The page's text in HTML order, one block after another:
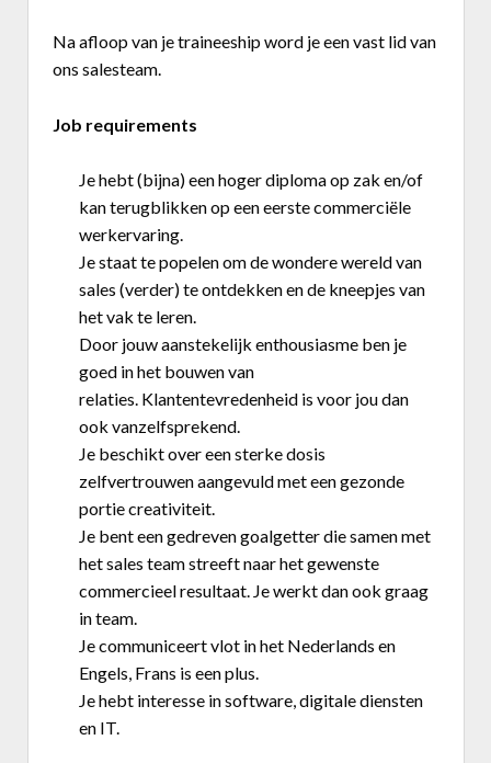
Na afloop van je traineeship word je een vast lid van
ons salesteam.
Job requirements
Je hebt (bijna) een hoger diploma op zak en/of
kan terugblikken op een eerste commerciële
werkervaring.
Je staat te popelen om de wondere wereld van
sales (verder) te ontdekken en de kneepjes van
het vak te leren.
Door jouw aanstekelijk enthousiasme ben je
goed in het bouwen van
relaties. Klantentevredenheid is voor jou dan
ook vanzelfsprekend.
Je beschikt over een sterke dosis
zelfvertrouwen aangevuld met een gezonde
portie creativiteit.
Je bent een gedreven goalgetter die samen met
het sales team streeft naar het gewenste
commercieel resultaat. Je werkt dan ook graag
in team.
Je communiceert vlot in het Nederlands en
Engels, Frans is een plus.
Je hebt interesse in software, digitale diensten
en IT.